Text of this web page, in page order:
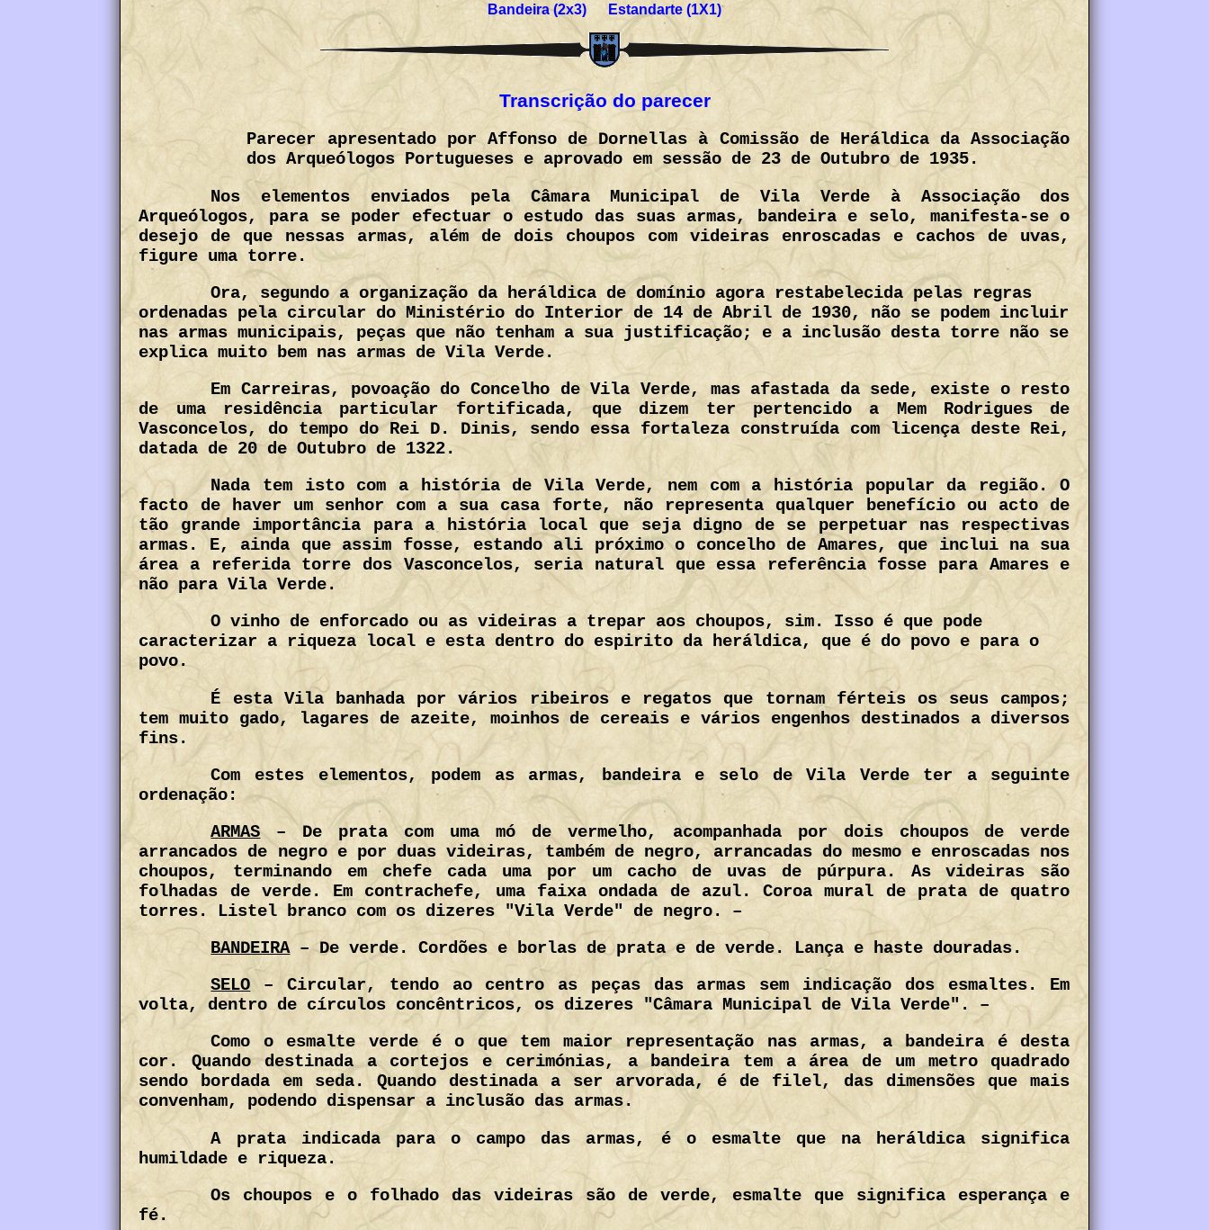
Bandeira (2x3) Estandarte (1X1)
Transcrição do parecer
Parecer apresentado por Affonso de Dornellas à Comissão de Heráldica da Associação
dos Arqueólogos Portugueses e aprovado em sessão de 23 de Outubro de 1935.
Nos elementos enviados pela Câmara Municipal de Vila Verde à Associação dos
Arqueólogos, para se poder efectuar o estudo das suas armas, bandeira e selo, manifesta-se o
desejo de que nessas armas, além de dois choupos com videiras enroscadas e cachos de uvas,
figure uma torre.
Ora, segundo a organização da heráldica de domínio agora restabelecida pelas regras
ordenadas pela circular do Ministério do Interior de 14 de Abril de 1930, não se podem incluir
nas armas municipais, peças que não tenham a sua justificação; e a inclusão desta torre não se
explica muito bem nas armas de Vila Verde.
Em Carreiras, povoação do Concelho de Vila Verde, mas afastada da sede, existe o resto
de uma residência particular fortificada, que dizem ter pertencido a Mem Rodrigues de
Vasconcelos, do tempo do Rei D. Dinis, sendo essa fortaleza construída com licença deste Rei,
datada de 20 de Outubro de 1322.
Nada tem isto com a história de Vila Verde, nem com a história popular da região. O
facto de haver um senhor com a sua casa forte, não representa qualquer benefício ou acto de
tão grande importância para a história local que seja digno de se perpetuar nas respectivas
armas. E, ainda que assim fosse, estando ali próximo o concelho de Amares, que inclui na sua
área a referida torre dos Vasconcelos, seria natural que essa referência fosse para Amares e
não para Vila Verde.
O vinho de enforcado ou as videiras a trepar aos choupos, sim. Isso é que pode
caracterizar a riqueza local e esta dentro do espirito da heráldica, que é do povo e para o
povo.
É esta Vila banhada por vários ribeiros e regatos que tornam férteis os seus campos;
tem muito gado, lagares de azeite, moinhos de cereais e vários engenhos destinados a diversos
fins.
Com estes elementos, podem as armas, bandeira e selo de Vila Verde ter a seguinte
ordenação:
ARMAS– De prata com uma mó de vermelho, acompanhada por dois choupos de verde
arrancados de negro e por duas videiras, também de negro, arrancadas do mesmo e enroscadas nos
choupos, terminando em chefe cada uma por um cacho de uvas de púrpura. As videiras são
folhadas de verde. Em contrachefe, uma faixa ondada de azul. Coroa mural de prata de quatro
torres. Listel branco com os dizeres "Vila Verde" de negro. –
BANDEIRA– De verde. Cordões e borlas de prata e de verde. Lança e haste douradas.
SELO – Circular, tendo ao centro as peças das armas sem indicação dos esmaltes. Em
volta, dentro de círculos concêntricos, os dizeres "Câmara Municipal de Vila Verde". –
Como o esmalte verde é o que tem maior representação nas armas, a bandeira é desta
cor. Quando destinada a cortejos e cerimónias, a bandeira tem a área de um metro quadrado
sendo bordada em seda. Quando destinada a ser arvorada, é de filel, das dimensões que mais
convenham, podendo dispensar a inclusão das armas.
A prata indicada para o campo das armas, é o esmalte que na heráldica significa
humildade e riqueza.
Os choupos e o folhado das videiras são de verde, esmalte que significa esperança e
fé.